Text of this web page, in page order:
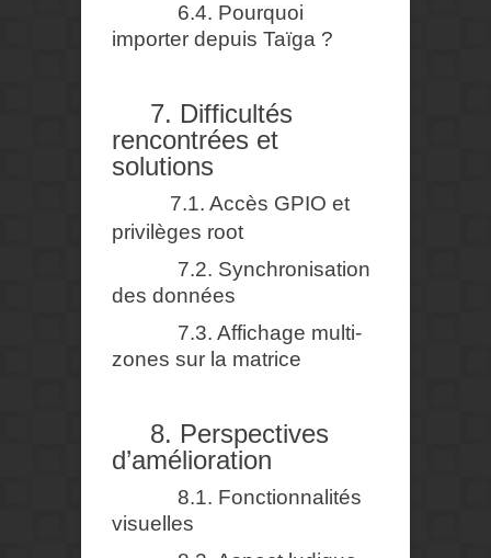
6.4. Pourquoi
importer depuis Taïga ?
7. Difficultés
rencontrées et
solutions
7.1. Accès GPIO et
privilèges root
7.2. Synchronisation
des données
7.3. Affichage multi-
zones sur la matrice
8. Perspectives
d’amélioration
8.1. Fonctionnalités
visuelles